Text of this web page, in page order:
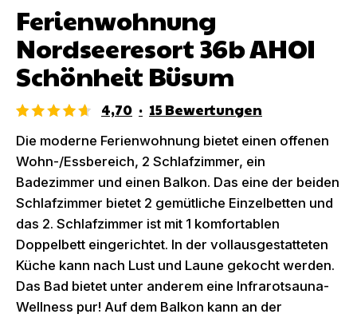
Ferienwohnung
Nordseeresort 36b AHOI
Schönheit Büsum
4,70 · 15Bewertungen
Die moderne Ferienwohnung bietet einen offenen
Wohn-/Essbereich, 2 Schlafzimmer, ein
Badezimmer und einen Balkon. Das eine der beiden
Schlafzimmer bietet 2 gemütliche Einzelbetten und
das 2. Schlafzimmer ist mit 1 komfortablen
Doppelbett eingerichtet. In der vollausgestatteten
Küche kann nach Lust und Laune gekocht werden.
Das Bad bietet unter anderem eine Infrarotsauna-
Wellness pur! Auf dem Balkon kann an der